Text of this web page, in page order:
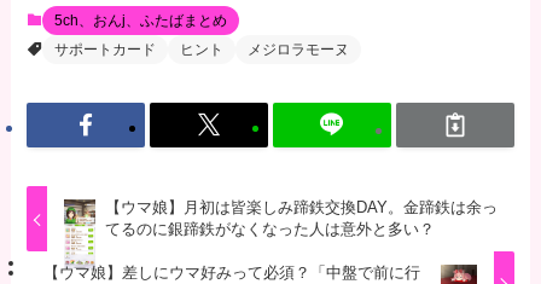
5ch、おんj、ふたばまとめ
サポートカード
ヒント メジロラモーヌ
【ウマ娘】月初は皆楽しみ蹄鉄交換DAY。金蹄鉄は余っ
てるのに銀蹄鉄がなくなった人は意外と多い？
【ウマ娘】差しにウマ好みって必須？「中盤で前に行